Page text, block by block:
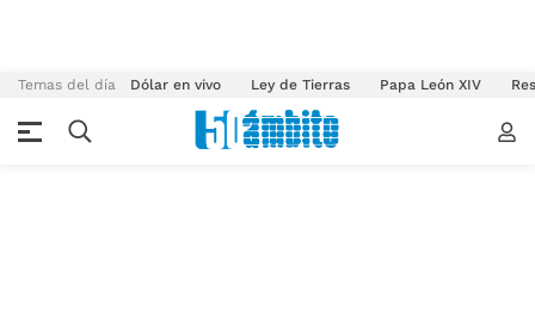
Temas del día Dólar en vivo Ley de Tierras Papa León XIV